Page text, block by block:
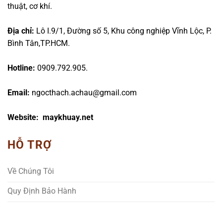
thuật, cơ khí.
Địa chỉ: Lô I.9/1, Đường số 5, Khu công nghiệp Vĩnh Lộc, P.
Bình Tân,TP.HCM.
Hotline: 0909.792.905.
Email: ngocthach.achau@gmail.com
Website: maykhuay.net
HỖ TRỢ
Về Chúng Tôi
Quy Định Bảo Hành